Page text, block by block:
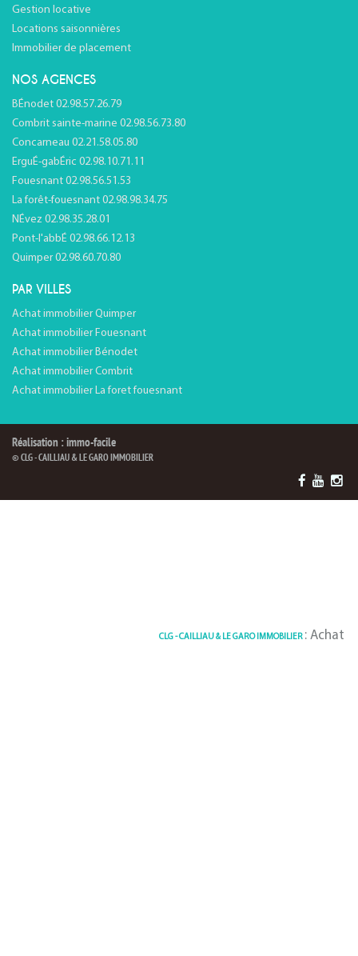
Gestion locative
Locations saisonnières
Immobilier de placement
NOS AGENCES
BÉnodet 02.98.57.26.79
Combrit sainte-marine 02.98.56.73.80
Concarneau 02.21.58.05.80
ErguÉ-gabÉric 02.98.10.71.11
Fouesnant 02.98.56.51.53
La forêt-fouesnant 02.98.98.34.75
NÉvez 02.98.35.28.01
Pont-l'abbÉ 02.98.66.12.13
Quimper 02.98.60.70.80
PAR VILLES
Achat immobilier Quimper
Achat immobilier Fouesnant
Achat immobilier Bénodet
Achat immobilier Combrit
Achat immobilier La foret fouesnant
Réalisation : immo-facile
© CLG - CAILLIAU & LE GARO IMMOBILIER
CLG - CAILLIAU & LE GARO IMMOBILIER: Achat /